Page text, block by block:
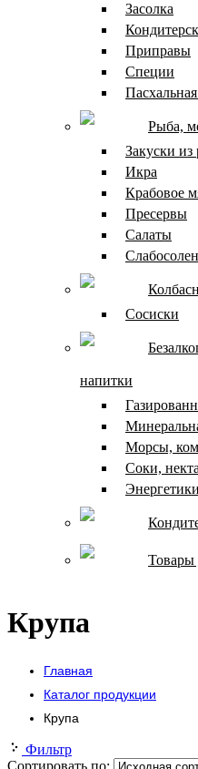
Засолка
Приправы
Специи
Рыба,
Закуски
Икра
Крабовое
Пресервы
Салаты
Сосиски
напитки
Морсы,
Соки,
Товары
Крупа
Главная
Каталог продукции
Крупа
Фильтр
Сортировать по: